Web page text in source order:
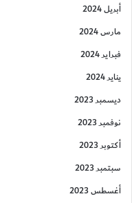
أبريل 2024
مارس 2024
فبراير 2024
يناير 2024
ديسمبر 2023
نوفمبر 2023
أكتوبر 2023
سبتمبر 2023
أغسطس 2023